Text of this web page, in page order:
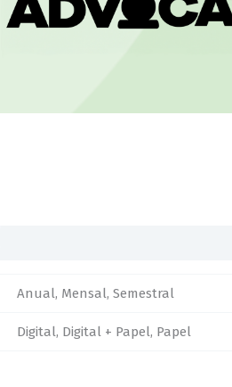
Anual, Mensal, Semestral
Digital, Digital + Papel, Papel